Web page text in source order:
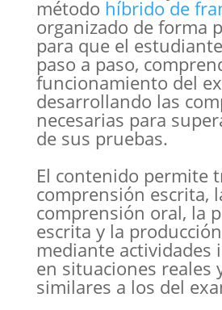
método híbrido de
organizado de forma
para que el
paso a paso,
funcionamiento del
desarrollando las
necesarias para
de sus pruebas.
El contenido permite
comprensión escrita,
comprensión oral, la
escrita y la
mediante actividades
en situaciones reales
similares a los del